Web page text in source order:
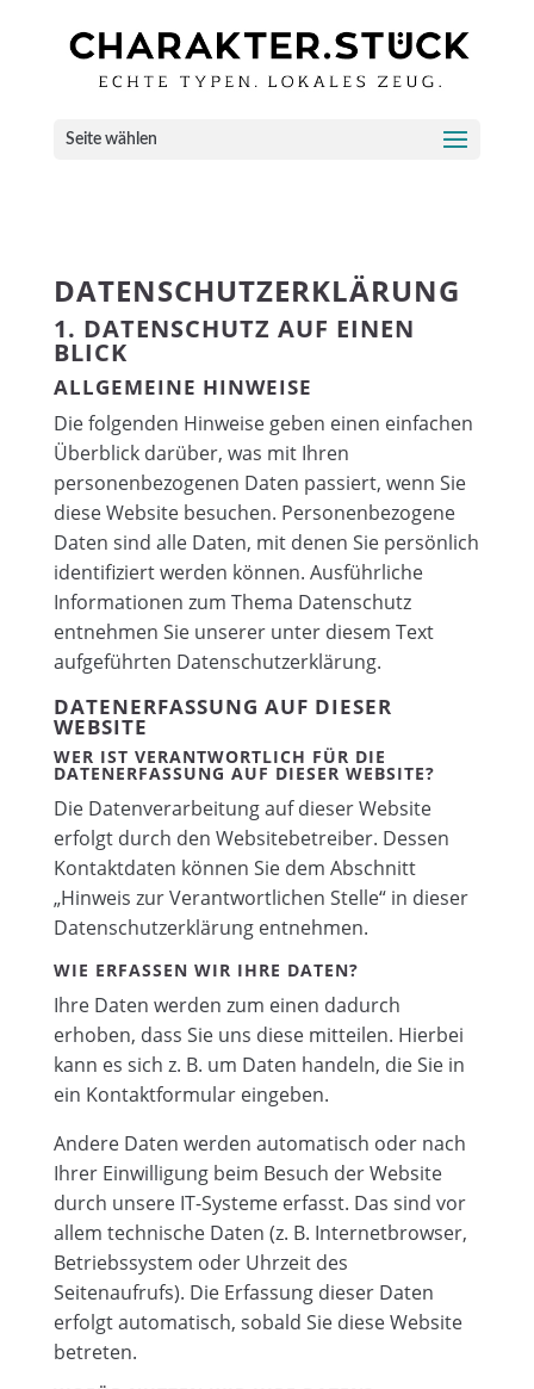
Seite wählen
DATENSCHUTZ­ERKLÄRUNG
1. DATENSCHUTZ AUF EINEN
BLICK
ALLGEMEINE HINWEISE
Die folgenden Hinweise geben einen einfachen
Überblick darüber, was mit Ihren
personenbezogenen Daten passiert, wenn Sie
diese Website besuchen. Personenbezogene
Daten sind alle Daten, mit denen Sie persönlich
identifiziert werden können. Ausführliche
Informationen zum Thema Datenschutz
entnehmen Sie unserer unter diesem Text
aufgeführten Datenschutzerklärung.
DATENERFASSUNG AUF DIESER
WEBSITE
WER IST VERANTWORTLICH FÜR DIE
DATENERFASSUNG AUF DIESER WEBSITE?
Die Datenverarbeitung auf dieser Website
erfolgt durch den Websitebetreiber. Dessen
Kontaktdaten können Sie dem Abschnitt
„Hinweis zur Verantwortlichen Stelle“ in dieser
Datenschutzerklärung entnehmen.
WIE ERFASSEN WIR IHRE DATEN?
Ihre Daten werden zum einen dadurch
erhoben, dass Sie uns diese mitteilen. Hierbei
kann es sich z. B. um Daten handeln, die Sie in
ein Kontaktformular eingeben.
Andere Daten werden automatisch oder nach
Ihrer Einwilligung beim Besuch der Website
durch unsere IT-Systeme erfasst. Das sind vor
allem technische Daten (z. B. Internetbrowser,
Betriebssystem oder Uhrzeit des
Seitenaufrufs). Die Erfassung dieser Daten
erfolgt automatisch, sobald Sie diese Website
betreten.